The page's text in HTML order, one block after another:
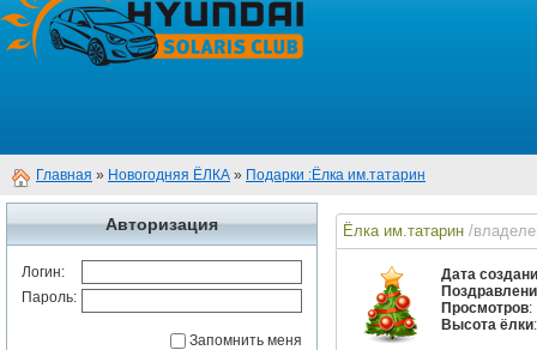
Главная » Новогодняя ЁЛКА » Подарки :Ёлка им.татарин
Авторизация
Логин:
Пароль:
Запомнить меня
Ёлка им.татарин /
Дата
Просмотров:
Высота ёлки